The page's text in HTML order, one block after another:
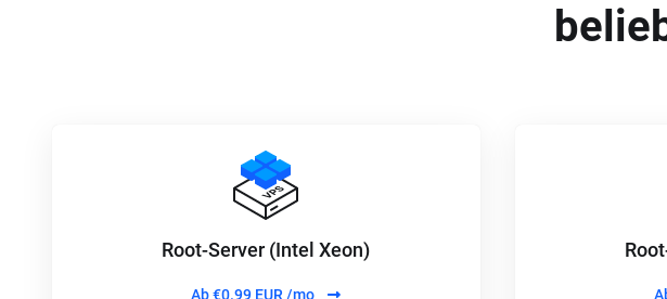
Root-Server (Intel Xeon)
Ab€0.99 EUR /mo